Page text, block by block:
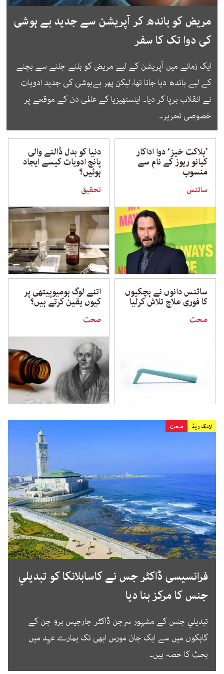
مریض کو باندھ کر آپریشن سے جدید بے ہوشی
کی دوا تک کا سفر
ایک زمانے میں آپریشن کے لیے مریض کو ہلنے جلنے سے بچنے
کے لیے باندھ دیا جاتا تھا، لیکن پھر بےہوشی کی جدید ادویات
نے انقلاب برپا کر دیا۔ اینستھیزیا کے عالمی دن کے موقعے پر
خصوصی تحریر۔
’ہلاکت خیز‘ دوا اداکار
کیانو ریوز کے نام سے
منسوب
سائنس
دنیا کو بدل ڈالنے والی
پانچ ادویات کیسے ایجاد
ہوئیں؟
تحقیق
سائنس دانوں نے ہچکیوں
کا فوری علاج تلاش کرلیا
صحت
اتنے لوگ ہومیوپیتھی پر
کیوں یقین کرتے ہیں؟
صحت
لانگ ریڈ صحت
فرانسیسی ڈاکٹر جس نے کاسابلانکا کو تبدیلیِ
جنس کا مرکز بنا دیا
تبدیلیِ جنس کے مشہور سرجن ڈاکٹر جارجیس برو جن کے
گاہکوں میں سے ایک جان مورس ابھی تک ہمارے عہد میں
بحث کا حصہ ہیں۔